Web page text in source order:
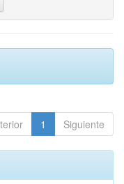
1 Siguiente